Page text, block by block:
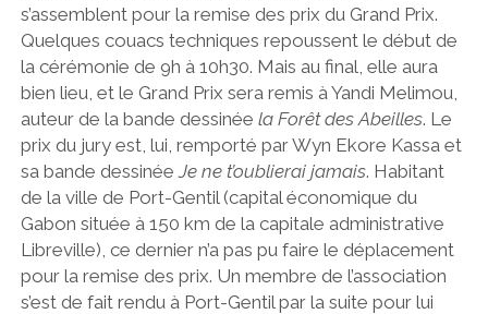
s’assemblent pour la remise des prix du Grand Prix.
Quelques couacs techniques repoussent le début de
la cérémonie de 9h à 10h30. Mais au final, elle aura
bien lieu, et le Grand Prix sera remis à Yandi Melimou,
auteur de la bande dessinée la Forêt des Abeilles. Le
prix du jury est, lui, remporté par Wyn Ekore Kassa et
sa bande dessinéeJe ne t’oublierai jamais. Habitant
de la ville de Port-Gentil (capital économique du
Gabon située à 150 km de la capitale administrative
Libreville), ce dernier n’a pas pu faire le déplacement
pour la remise des prix. Un membre de l’association
s’est de fait rendu à Port-Gentil par la suite pour lui